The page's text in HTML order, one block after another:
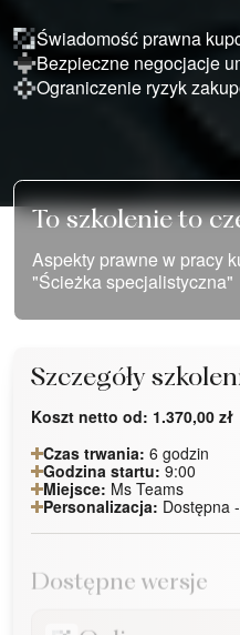
Świadomość prawna
Bezpieczne negocjacje
Ograniczenie ryzyk
To szkolenie to
Aspekty prawne w pracy
"Ścieżka specjalistyczna"
Szczegóły
Koszt netto od: 1.370,00 zł
Czas trwania: 6 godzin
Godzina startu:9:00
Miejsce: Ms Teams
Personalizacja: Dostępna -
Dostępne wersje